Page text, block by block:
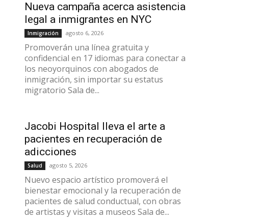
Nueva campaña acerca asistencia
legal a inmigrantes en NYC
Inmigración agosto 6, 2026
Promoverán una línea gratuita y
confidencial en 17 idiomas para conectar a
los neoyorquinos con abogados de
inmigración, sin importar su estatus
migratorio Sala de...
Jacobi Hospital lleva el arte a
pacientes en recuperación de
adicciones
Salud agosto 5, 2026
Nuevo espacio artístico promoverá el
bienestar emocional y la recuperación de
pacientes de salud conductual, con obras
de artistas y visitas a museos Sala de...